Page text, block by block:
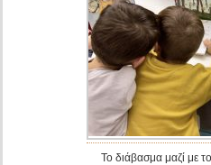
Το διάβασμα μαζί με